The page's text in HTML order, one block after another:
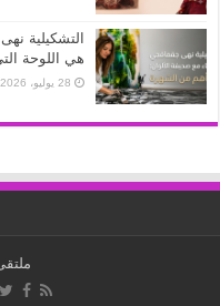
التشكيلية
هي اللوحة
28 يوليو، 2026